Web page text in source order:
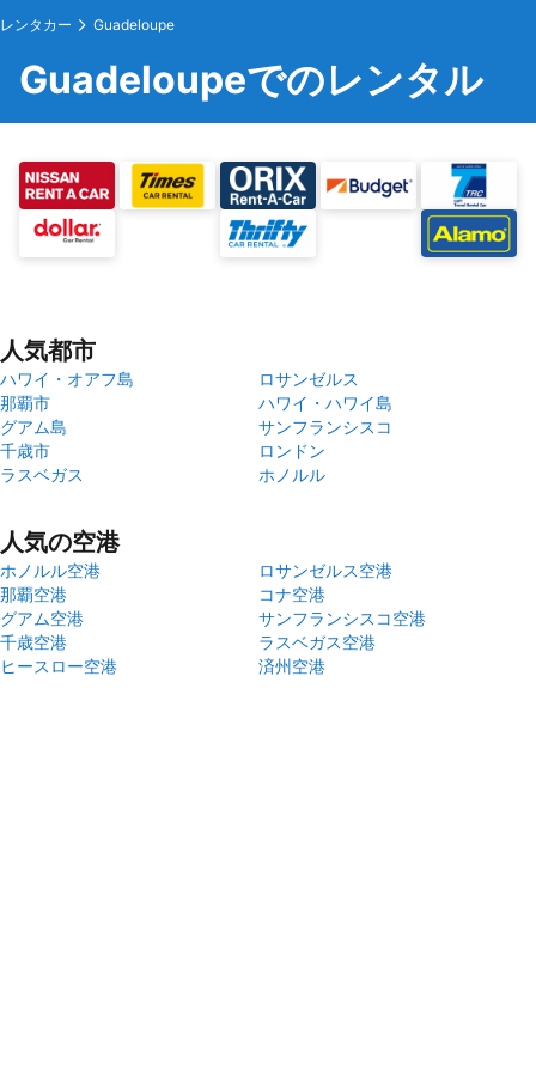
レンタカー Guadeloupe
Guadeloupeでのレンタル
人気都市
ハワイ・オアフ島
ロサンゼルス
那覇市
ハワイ・ハワイ島
グアム島
サンフランシスコ
千歳市
ロンドン
ラスベガス
ホノルル
人気の空港
ホノルル空港
ロサンゼルス空港
那覇空港
コナ空港
グアム空港
サンフランシスコ空港
千歳空港
ラスベガス空港
ヒースロー空港
済州空港